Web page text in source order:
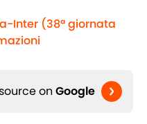
Inter (38ª giornata
on Google